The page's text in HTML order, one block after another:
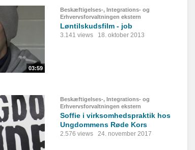
03:59
Beskæftigelses-, Integrations- og
Erhvervsforvaltningen ekstern
Løntilskudsfilm - job
3.141 views 18. oktober 2013
Beskæftigelses-, Integrations- og
Erhvervsforvaltningen ekstern
Soffie i virksomhedspraktik hos
Ungdommens Røde Kors
2.576 views 24. november 2017